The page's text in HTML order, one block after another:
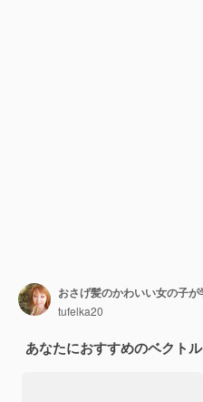
tufelka20
あなたにおすすめのベクトル